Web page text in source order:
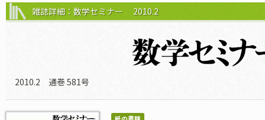
雑誌詳細：数学セミナー 2010.2
2010.2 通巻 581号